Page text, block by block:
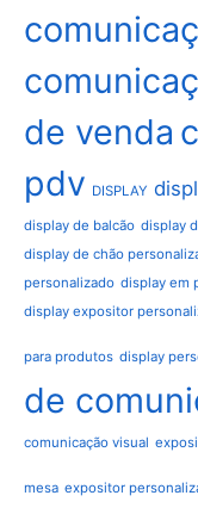
de venda
pdv DISPLAY
display de balcão display
display de chão
personalizado display em
display expositor
para produtos display
de
comunicação visual
mesa expositor